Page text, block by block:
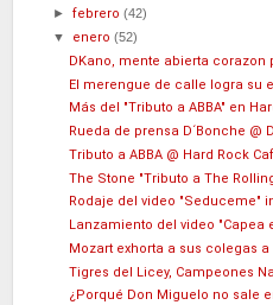
►febrero(42)
▼ enero(52)
DKano, mente abierta corazon
El merengue de calle logra su
Más del "Tributo a ABBA" en
Rueda de prensa D´Bonche @
Tributo a ABBA @ Hard Rock
The Stone "Tributo a The
Rodaje del video "Seduceme"
Lanzamiento del video "Capea
Mozart exhorta a sus colegas
Tigres del Licey, Campeones
¿Porqué Don Miguelo no sale